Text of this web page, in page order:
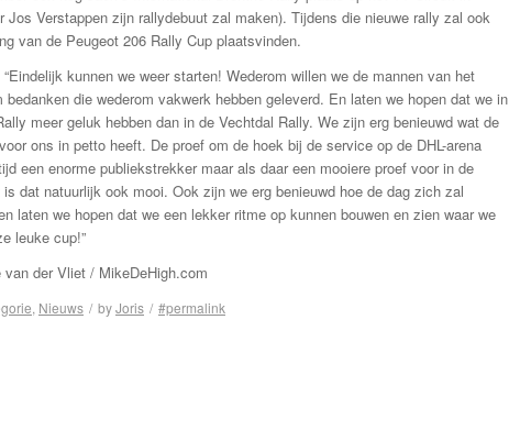
Jos Verstappen zijn rallydebuut zal maken). Tijdens die nieuwe rally zal ook
van de Peugeot 206 Rally Cup plaatsvinden.
kunnen we weer starten! Wederom willen we de mannen van het
bedanken die wederom vakwerk hebben geleverd. En laten we hopen dat we in
meer geluk hebben dan in de Vechtdal Rally. We zijn erg benieuwd wat de
ons in petto heeft. De proef om de hoek bij de service op de DHL-arena
een enorme publiekstrekker maar als daar een mooiere proef voor in de
dat natuurlijk ook mooi. Ook zijn we erg benieuwd hoe de dag zich zal
laten we hopen dat we een lekker ritme op kunnen bouwen en zien waar we
leuke cup!”
van der Vliet / MikeDeHigh.com
, Nieuws / byJoris / #permalink